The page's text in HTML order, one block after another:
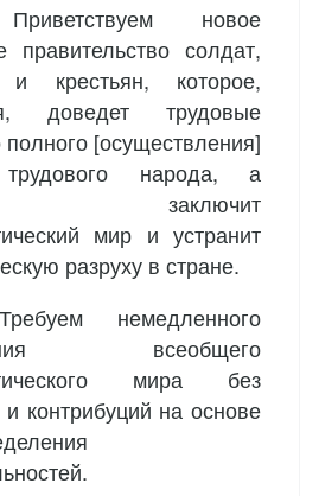
новое
правительство солдат,
и крестьян, которое,
доведет трудовые
[осуществления]
народа, а
заключит
мир и устранит
разруху в стране.
немедленного
всеобщего
мира без
и контрибуций на основе